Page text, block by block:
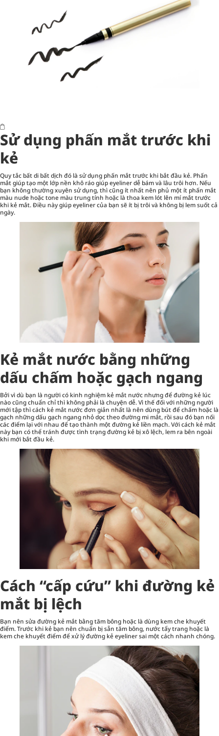
Sử dụng phấn mắt trước khi
kẻ
Quy tắc bất di bất dịch đó là sử dụng phấn mắt trước khi bắt đầu kẻ. Phấn
mắt giúp tạo một lớp nền khô ráo giúp eyeliner dễ bám và lâu trôi hơn. Nếu
bạn không thường xuyên sử dụng, thì cũng ít nhất nên phủ một ít phấn mắt
màu nude hoặc tone màu trung tính hoặc là thoa kem lót lên mí mắt trước
khi kẻ mắt. Điều này giúp eyeliner của bạn sẽ ít bị trôi và không bị lem suốt cả
ngày.
Kẻ mắt nước bằng những
dấu chấm hoặc gạch ngang
Bởi vì dù bạn là người có kinh nghiệm kẻ mắt nước nhưng để đường kẻ lúc
nào cũng chuẩn chỉ thì không phải là chuyện dễ. Vì thế đối với những người
mới tập thì cách kẻ mắt nước đơn giản nhất là nên dùng bút để chấm hoặc là
gạch những dấu gạch ngang nhỏ dọc theo đường mi mắt, rồi sau đó bạn nối
các điểm lại với nhau để tạo thành một đường kẻ liền mạch. Với cách kẻ mắt
này bạn có thể tránh được tình trạng đường kẻ bị xô lệch, lem ra bên ngoài
khi mới bắt đầu kẻ.
Cách “cấp cứu” khi đường kẻ
mắt bị lệch
Bạn nên sửa đường kẻ mắt bằng tăm bông hoặc là dùng kem che khuyết
điểm. Trước khi kẻ bạn nên chuẩn bị sẵn tăm bông, nước tẩy trang hoặc là
kem che khuyết điểm để xử lý đường kẻ eyeliner sai một cách nhanh chóng.